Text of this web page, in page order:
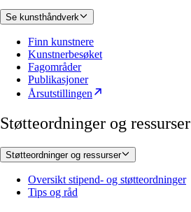
Se kunsthåndverk
Finn kunstnere
Kunstnerbesøket
Fagområder
Publikasjoner
Årsutstillingen
Støtteordninger og ressurser
Støtteordninger og ressurser
Oversikt stipend- og støtteordninger
Tips og råd